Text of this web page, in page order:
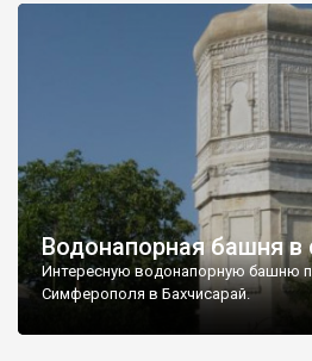
Водонапорная башня в
Интересную водонапорную башню
Симферополя в Бахчисарай.